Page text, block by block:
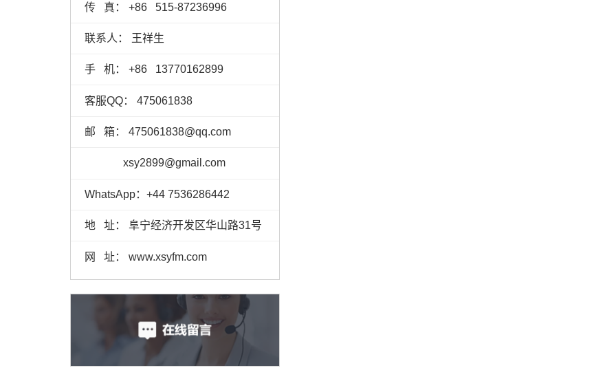
传 真： +86 515-87236996
联系人： 王祥生
手 机： +86 13770162899
客服QQ： 475061838
邮 箱： 475061838@qq.com
xsy2899@gmail.com
WhatsApp：+44 7536286442
地 址： 阜宁经济开发区华山路31号
网 址： www.xsyfm.com